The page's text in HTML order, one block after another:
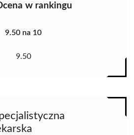
w rankingu
9.50 na 10
9.50